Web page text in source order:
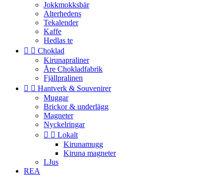
Jokkmokksbär
Alterhedens
Tekalender
Kaffe
Hedlas te
  Choklad
Kirunapraliner
Åre Chokladfabrik
Fjällpralinen
  Hantverk & Souvenirer
Muggar
Brickor & underlägg
Magneter
Nyckelringar
  Lokalt
Kirunamugg
Kiruna magneter
LJus
REA